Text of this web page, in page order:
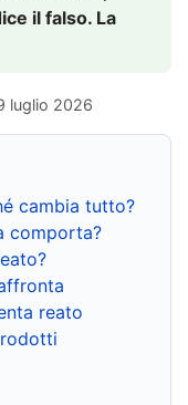
il falso. La
luglio 2026
cambia tutto?
comporta?
reato